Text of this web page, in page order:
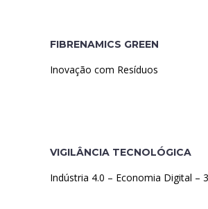
FIBRENAMICS GREEN
Inovação com Resíduos
VIGILÂNCIA TECNOLÓGICA
Indústria 4.0 – Economia Digital –